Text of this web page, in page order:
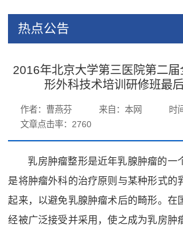
热点公告
2016年北京大学第三医院第二
形外科技术培训研修班最
作者：曹燕芬 来自：本网
时
文章点击率： 2760
乳房肿瘤整形是近年乳腺肿瘤的一
是将肿瘤外科的治疗原则与某种形式的
起来，以避免乳腺肿瘤术后的畸形。在
经被广泛接受并采用，使之成为乳房肿